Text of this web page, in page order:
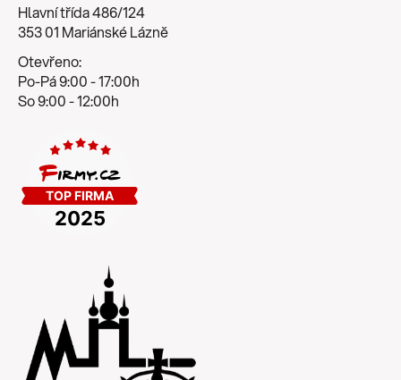
Hlavní třída 486/124
353 01 Mariánské Lázně
Otevřeno:
Po-Pá 9:00 - 17:00h
So 9:00 - 12:00h